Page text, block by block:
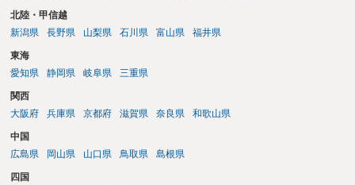
北陸・甲信越
新潟県
長野県 山梨県 石川県 富山県 福井県
東海
愛知県
静岡県 岐阜県 三重県
関西
大阪府
兵庫県 京都府 滋賀県 奈良県 和歌山県
中国
広島県
岡山県 山口県 鳥取県 島根県
四国